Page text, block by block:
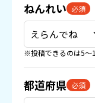
ねんれい 必須
※投稿できるのは5〜
都道府県 必須